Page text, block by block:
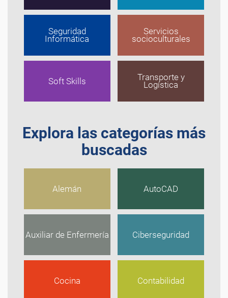
Seguridad
Informática
Servicios
socioculturales
Soft Skills Transporte y
Logística
Explora las categorías más
buscadas
Alemán AutoCAD
Auxiliar de Enfermería Ciberseguridad
Cocina Contabilidad